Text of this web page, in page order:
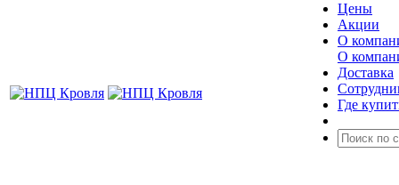
Цены
Акции
О
О
Доставка
Где